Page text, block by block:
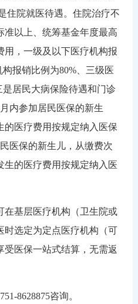
住院就医待遇。住院治疗不
准以上、统筹基金年度最高
用，一级及以下医疗机构报
报销比例为80%、三级医
居民大病保险待遇和门诊
内参加居民医保的新生
的医疗费用按规定纳入医保
医保的新生儿，从缴费次
生的医疗费用按规定纳入医
基层医疗机构（卫生院或
时选定为定点医疗机构（可
医保一站式结算，无需返
8628875咨询。